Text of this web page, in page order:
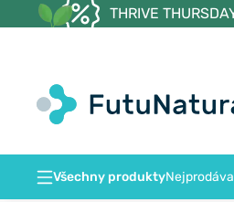
THRIVE
Všechny produkty